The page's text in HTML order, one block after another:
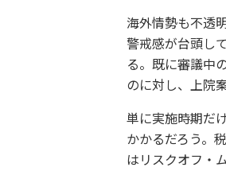
海外情勢も不透
警戒感が台頭し
る。既に審議中
のに対し、上院
単に実施時期だ
かかるだろう。
はリスクオフ・